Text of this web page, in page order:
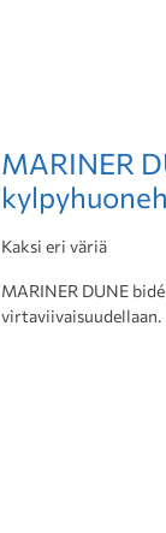
MARINER
Kaksi eri väriä
MARINER DUNE
virtaviivaisuudellaan.